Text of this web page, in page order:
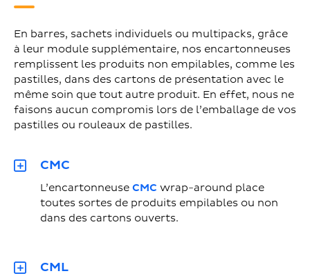
En barres, sachets individuels ou multipacks, grâce
à leur module supplémentaire, nos encartonneuses
remplissent les produits non empilables, comme les
pastilles, dans des cartons de présentation avec le
même soin que tout autre produit. En effet, nous ne
faisons aucun compromis lors de l’emballage de vos
pastilles ou rouleaux de pastilles.
CMC
L’encartonneuse CMC wrap-around place
toutes sortes de produits empilables ou non
dans des cartons ouverts.
CML